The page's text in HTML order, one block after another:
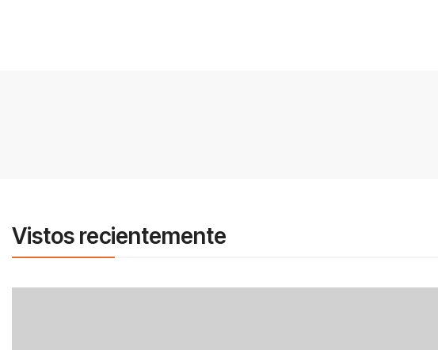
Vistos recientemente